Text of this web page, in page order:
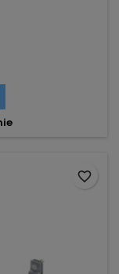
favorite_border